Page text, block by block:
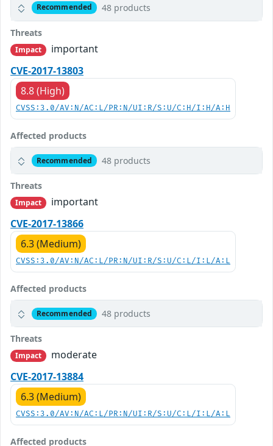
Recommended 48 products
Threats
Impact
important
CVE-2017-13803
8.8 (High)
CVSS:3.0/AV:N/AC:L/PR:N/UI:R/S:U/C:H/I:H/A:H
Affected products
Recommended 48 products
Threats
Impact
important
CVE-2017-13866
6.3 (Medium)
CVSS:3.0/AV:N/AC:L/PR:N/UI:R/S:U/C:L/I:L/A:L
Affected products
Recommended 48 products
Threats
Impact
moderate
CVE-2017-13884
6.3 (Medium)
CVSS:3.0/AV:N/AC:L/PR:N/UI:R/S:U/C:L/I:L/A:L
Affected products